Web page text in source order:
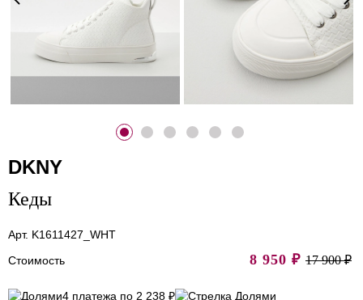
DKNY
Кеды
Арт. K1611427_WHT
Стоимость
8 950 ₽ 17 900 ₽
4 платежа по 2 238 ₽